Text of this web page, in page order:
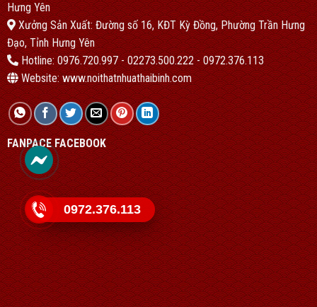
Hưng Yên
Xưởng Sản Xuất: Đường số 16, KĐT Kỳ Đồng, Phường Trần Hưng
Đạo, Tỉnh Hưng Yên
Hotline: 0976.720.997 - 02273.500.222 - 0972.376.113
Website: www.noithatnhuathaibinh.com
FANPACE FACEBOOK
0972.376.113